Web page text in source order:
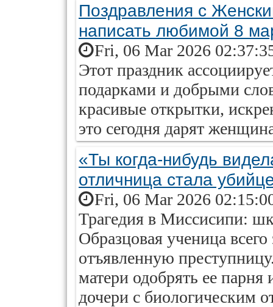
Поздравления с
написать любимой 8
Fri, 06 Mar 2026
Этот праздник
подарками и добрыми
красивые открытки,
это сегодня дарят
«Ты когда-нибудь
отличница стала
Fri, 06 Mar 2026
Трагедия в Миссисипи:
Образцовая ученица всего
отъявленную
матери одобрять ее
дочери с биологическим